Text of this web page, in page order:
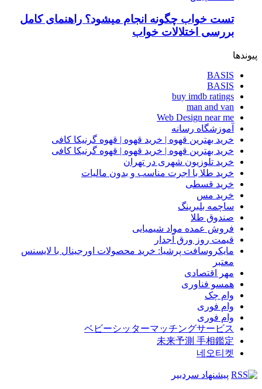
تست خواب چگونه انجام میشود؟ راهنمای کامل
بررسی اختلالات خواب
پیوندها
BASIS
BASIS
buy imdb ratings
man and van
Web Design near me
آموزشگاه رسانه
خرید بهترین قهوه | خرید قهوه | قهوه گرنیکا کافی
خرید بهترین قهوه | خرید قهوه | قهوه گرنیکا کافی
خرید تلوزیون شهری در تهران
خرید طلا با اجرت مناسب و بدون مالیات
خرید قسطی
خرید مس
ساچمه بلبرینگ
صندوق طلا
فروش عمده مواد شیمیایی
قیمت روز ورق آجدار
مایکروسافت پرشیا: خرید محصولات اورجینال با لایسنس
معتبر
مهر اقتصادی
همسو فناوری
وام چک
وام فوری
وام فوری
ベビーシッターマッチングサービス
未来予測 手相鑑定
네오티켓
پیشنهاد سردبیر